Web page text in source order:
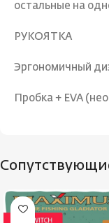
остальные на
РУКОЯТКА
Эргономичный
Пробка + EVA